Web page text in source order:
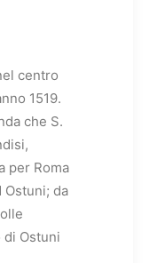
centro
1519.
che S.
per Roma
Ostuni; da
Ostuni